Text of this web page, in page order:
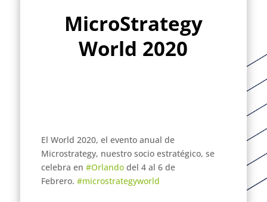
MicroStrategy
World 2020
El World 2020, el evento anual de
Microstrategy, nuestro socio estratégico, se
celebra en #Orlandodel 4 al 6 de
Febrero. #microstrategyworld